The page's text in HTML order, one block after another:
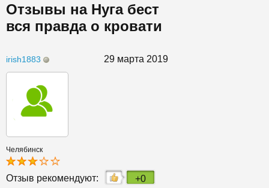
Отзывы на Нуга бест
вся правда о кровати
irish1883 29 марта 2019
Челябинск
Отзыв рекомендуют: +0